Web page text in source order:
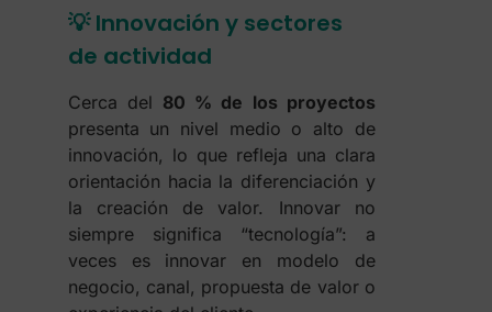
💡 Innovación y sectores
de actividad
Cerca del 80 % de los proyectos
presenta un nivel medio o alto de
innovación, lo que refleja una clara
orientación hacia la diferenciación y
la creación de valor. Innovar no
siempre significa “tecnología”: a
veces es innovar en modelo de
negocio, canal, propuesta de valor o